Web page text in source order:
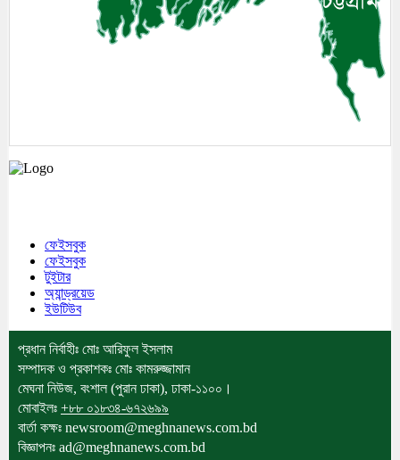
ফেইসবুক
ফেইসবুক
টুইটার
অ্যান্ড্রয়েড
ইউটিউব
প্রধান নির্বাহীঃ মোঃ আরিফুল ইসলাম
সম্পাদক ও প্রকাশকঃ মোঃ কামরুজ্জামান
মেঘনা নিউজ, বংশাল (পুরান ঢাকা), ঢাকা-১১০০।
মোবাইলঃ +৮৮ ০১৮৩৪-৬৭২৬৯৯
বার্তা কক্ষঃ newsroom@meghnanews.com.bd
বিজ্ঞাপনঃ ad@meghnanews.com.bd